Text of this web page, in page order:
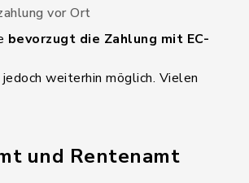
vor Ort
bevorzugt die Zahlung mit EC-
weiterhin möglich. Vielen
und Rentenamt